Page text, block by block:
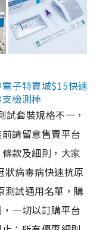
子特賣城$15快速
檢測棒
套裝規格不一，
請留意售賣平台
款及細則，大家
狀病毒病快速抗原
測試通用名單，購
一切以訂購平台